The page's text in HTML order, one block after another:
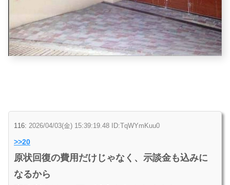
116: 2026/04/03(金) 15:39:19.48 ID:TqWYmKuu0
>>20
原状回復の費用だけじゃなく、示談金も込みに
なるから